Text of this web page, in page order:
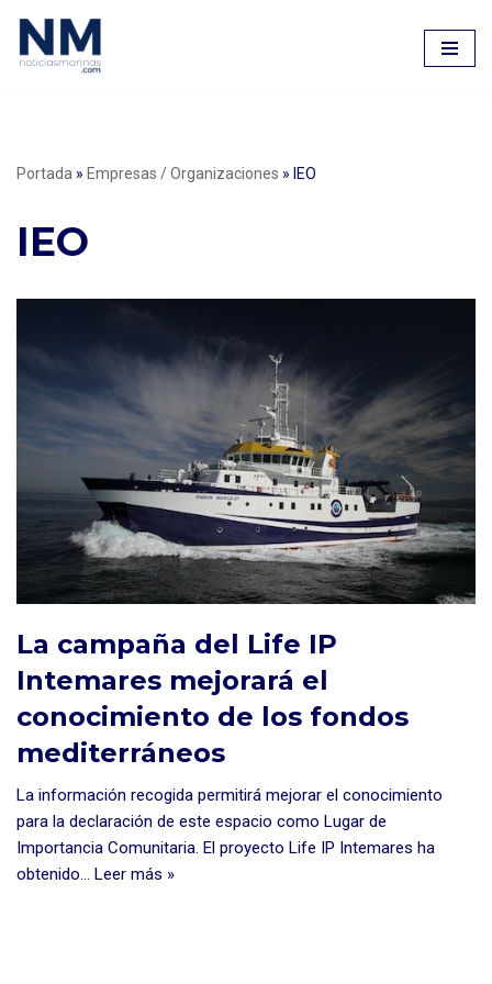
Saltar
Portada » Empresas / Organizaciones » IEO
IEO
La campaña del Life IP
Intemares mejorará el
conocimiento de los fondos
mediterráneos
La información recogida permitirá mejorar el conocimiento
para la declaración de este espacio como Lugar de
Importancia Comunitaria. El proyecto Life IP Intemares ha
obtenido… Leer más »